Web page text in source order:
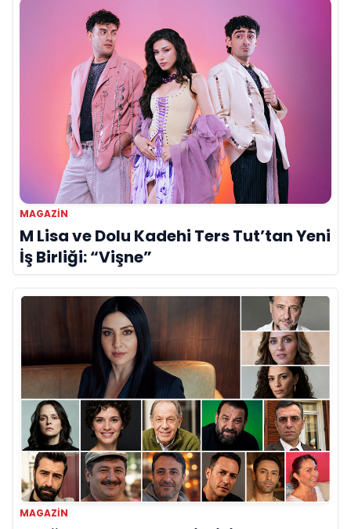
MAGAZIN
M Lisa ve Dolu Kadehi Ters Tut’tan Yeni
İş Birliği: “Vişne”
MAGAZIN